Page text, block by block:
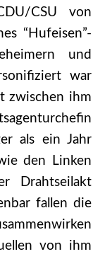
CSU von
“Hufeisen”-
und
war
zwischen ihm
als ein Jahr
den Linken
Drahtseilakt
fallen die
von ihm